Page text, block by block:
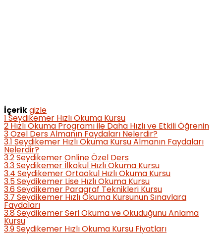
İçerik gizle
Seydikemer Hızlı Okuma Kursu
2 Hızlı Okuma Programı ile Daha Hızlı ve Etkili Öğrenin
3 Özel Ders Almanın Faydaları Nelerdir?
3.1
Seydikemer Hızlı Okuma Kursu Almanın Faydaları
Nelerdir?
3.2 Seydikemer Online Özel Ders
3.3 Seydikemer İlkokul Hızlı Okuma Kursu
3.4 Seydikemer Ortaokul Hızlı Okuma Kursu
3.5 Seydikemer Lise Hızlı Okuma Kursu
3.6 Seydikemer Paragraf Teknikleri Kursu
3.7 Seydikemer Hızlı Okuma Kursunun Sınavlara
Faydaları
3.8 Seydikemer Seri Okuma ve Okuduğunu Anlama
Kursu
3.9 Seydikemer Hızlı Okuma Kursu Fiyatları